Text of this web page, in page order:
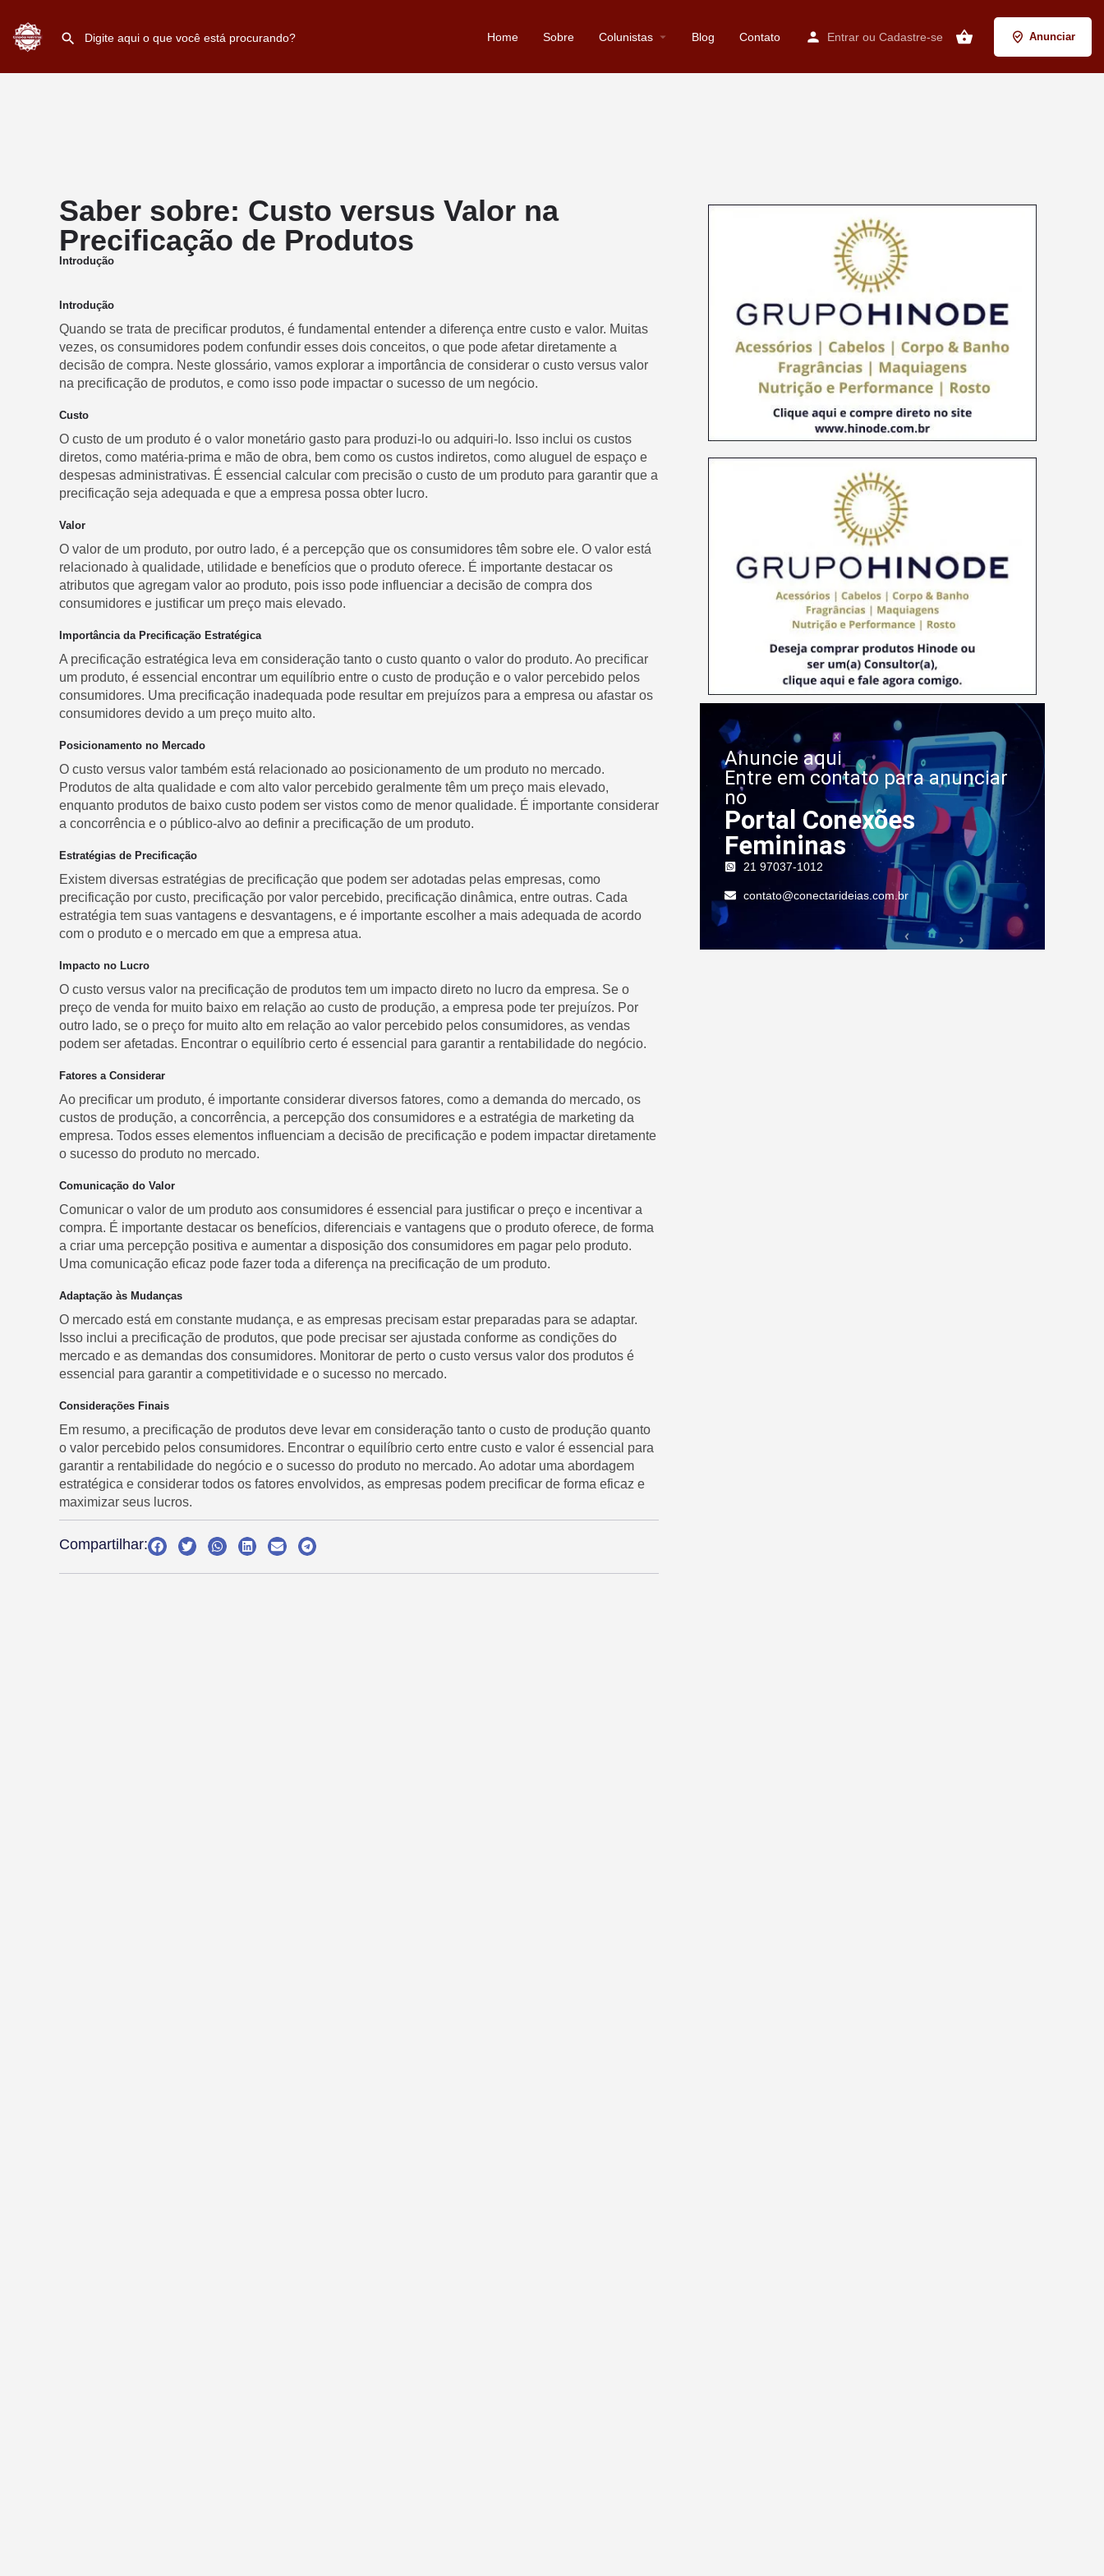
Home Sobre Colunistas Blog Contato Entrar ou Cadastre-se Anunciar
Saber sobre: Custo versus Valor na
Precificação de Produtos
Introdução
Introdução
Quando se trata de precificar produtos, é fundamental entender a diferença entre custo e valor. Muitas
vezes, os consumidores podem confundir esses dois conceitos, o que pode afetar diretamente a
decisão de compra. Neste glossário, vamos explorar a importância de considerar o custo versus valor
na precificação de produtos, e como isso pode impactar o sucesso de um negócio.
Custo
O custo de um produto é o valor monetário gasto para produzi-lo ou adquiri-lo. Isso inclui os custos
diretos, como matéria-prima e mão de obra, bem como os custos indiretos, como aluguel de espaço e
despesas administrativas. É essencial calcular com precisão o custo de um produto para garantir que a
precificação seja adequada e que a empresa possa obter lucro.
Valor
O valor de um produto, por outro lado, é a percepção que os consumidores têm sobre ele. O valor está
relacionado à qualidade, utilidade e benefícios que o produto oferece. É importante destacar os
atributos que agregam valor ao produto, pois isso pode influenciar a decisão de compra dos
consumidores e justificar um preço mais elevado.
Importância da Precificação Estratégica
A precificação estratégica leva em consideração tanto o custo quanto o valor do produto. Ao precificar
um produto, é essencial encontrar um equilíbrio entre o custo de produção e o valor percebido pelos
consumidores. Uma precificação inadequada pode resultar em prejuízos para a empresa ou afastar os
consumidores devido a um preço muito alto.
Posicionamento no Mercado
O custo versus valor também está relacionado ao posicionamento de um produto no mercado.
Produtos de alta qualidade e com alto valor percebido geralmente têm um preço mais elevado,
enquanto produtos de baixo custo podem ser vistos como de menor qualidade. É importante considerar
a concorrência e o público-alvo ao definir a precificação de um produto.
Estratégias de Precificação
Existem diversas estratégias de precificação que podem ser adotadas pelas empresas, como
precificação por custo, precificação por valor percebido, precificação dinâmica, entre outras. Cada
estratégia tem suas vantagens e desvantagens, e é importante escolher a mais adequada de acordo
com o produto e o mercado em que a empresa atua.
Impacto no Lucro
O custo versus valor na precificação de produtos tem um impacto direto no lucro da empresa. Se o
preço de venda for muito baixo em relação ao custo de produção, a empresa pode ter prejuízos. Por
outro lado, se o preço for muito alto em relação ao valor percebido pelos consumidores, as vendas
podem ser afetadas. Encontrar o equilíbrio certo é essencial para garantir a rentabilidade do negócio.
Fatores a Considerar
Ao precificar um produto, é importante considerar diversos fatores, como a demanda do mercado, os
custos de produção, a concorrência, a percepção dos consumidores e a estratégia de marketing da
empresa. Todos esses elementos influenciam a decisão de precificação e podem impactar diretamente
o sucesso do produto no mercado.
Comunicação do Valor
Comunicar o valor de um produto aos consumidores é essencial para justificar o preço e incentivar a
compra. É importante destacar os benefícios, diferenciais e vantagens que o produto oferece, de forma
a criar uma percepção positiva e aumentar a disposição dos consumidores em pagar pelo produto.
Uma comunicação eficaz pode fazer toda a diferença na precificação de um produto.
Adaptação às Mudanças
O mercado está em constante mudança, e as empresas precisam estar preparadas para se adaptar.
Isso inclui a precificação de produtos, que pode precisar ser ajustada conforme as condições do
mercado e as demandas dos consumidores. Monitorar de perto o custo versus valor dos produtos é
essencial para garantir a competitividade e o sucesso no mercado.
Considerações Finais
Em resumo, a precificação de produtos deve levar em consideração tanto o custo de produção quanto
o valor percebido pelos consumidores. Encontrar o equilíbrio certo entre custo e valor é essencial para
garantir a rentabilidade do negócio e o sucesso do produto no mercado. Ao adotar uma abordagem
estratégica e considerar todos os fatores envolvidos, as empresas podem precificar de forma eficaz e
maximizar seus lucros.
Compartilhar:
Anuncie aqui
Entre em contato para anunciar
no
Portal Conexões
Femininas
21 97037-1012
contato@conectarideias.com.br